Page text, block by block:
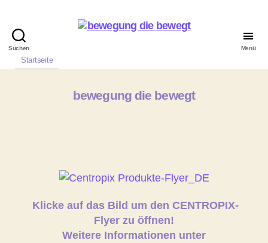
Suchen Menü
Startseite
bewegung die bewegt
Klicke auf das Bild um den CENTROPIX-
Flyer zu öffnen!
Weitere Informationen unter